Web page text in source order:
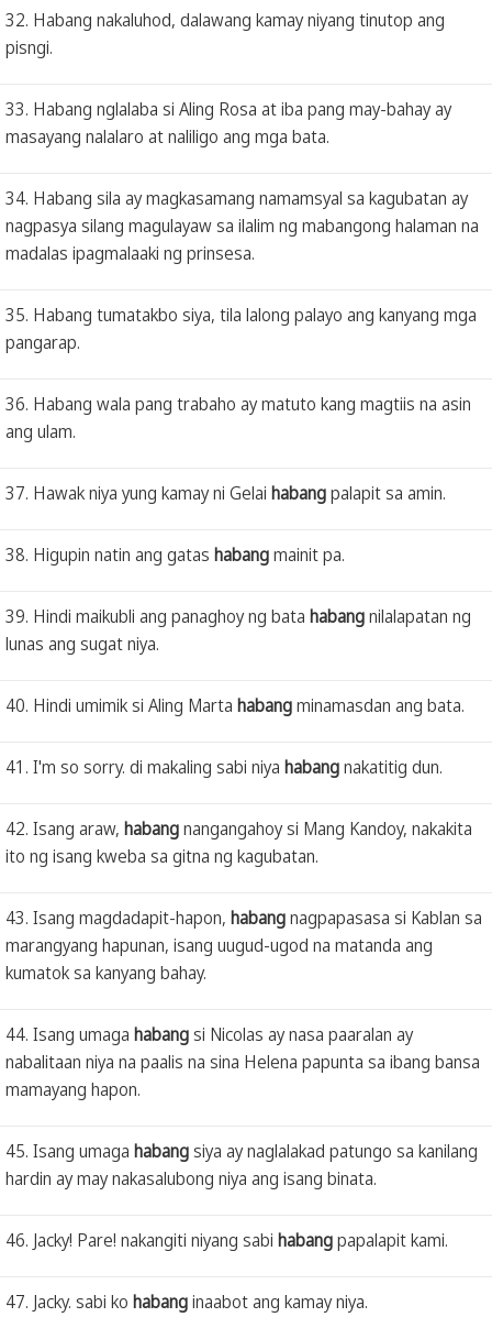
32. Habang nakaluhod, dalawang kamay niyang tinutop ang
pisngi.
33. Habang nglalaba si Aling Rosa at iba pang may-bahay ay
masayang nalalaro at naliligo ang mga bata.
34. Habang sila ay magkasamang namamsyal sa kagubatan ay
nagpasya silang magulayaw sa ilalim ng mabangong halaman na
madalas ipagmalaaki ng prinsesa.
35. Habang tumatakbo siya, tila lalong palayo ang kanyang mga
pangarap.
36. Habang wala pang trabaho ay matuto kang magtiis na asin
ang ulam.
37. Hawak niya yung kamay ni Gelai habangpalapit sa amin.
38. Higupin natin ang gatas habangmainit pa.
39. Hindi maikubli ang panaghoy ng bata habangnilalapatan ng
lunas ang sugat niya.
40. Hindi umimik si Aling Marta habangminamasdan ang bata.
41. I'm so sorry. di makaling sabi niya habangnakatitig dun.
42. Isang araw, habangnangangahoy si Mang Kandoy, nakakita
ito ng isang kweba sa gitna ng kagubatan.
43. Isang magdadapit-hapon, habangnagpapasasa si Kablan sa
marangyang hapunan, isang uugud-ugod na matanda ang
kumatok sa kanyang bahay.
44. Isang umaga habangsi Nicolas ay nasa paaralan ay
nabalitaan niya na paalis na sina Helena papunta sa ibang bansa
mamayang hapon.
45. Isang umaga habangsiya ay naglalakad patungo sa kanilang
hardin ay may nakasalubong niya ang isang binata.
46. Jacky! Pare! nakangiti niyang sabi habangpapalapit kami.
47. Jacky. sabi ko habanginaabot ang kamay niya.